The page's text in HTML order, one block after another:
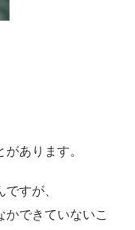
あります。
すが、
かできていないこ